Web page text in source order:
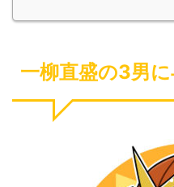
一柳直盛の3男